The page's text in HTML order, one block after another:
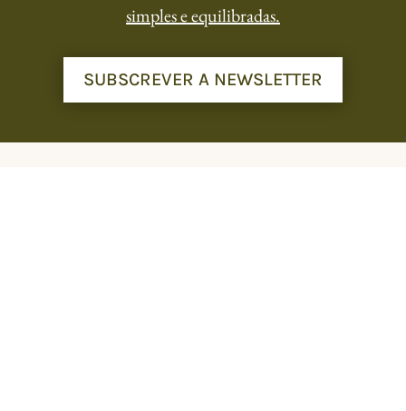
simples e equilibradas.
SUBSCREVER A NEWSLETTER